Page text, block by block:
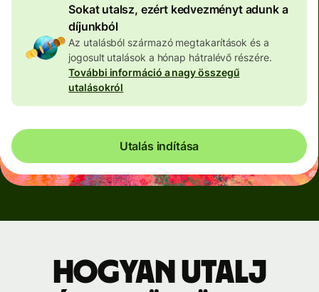
Sokat utalsz, ezért kedvezményt adunk a
díjunkból
Az utalásból származó megtakarítások és a
jogosult utalások a hónap hátralévő részére.
További információ a nagy összegű
utalásokról
Utalás indítása
Hogyan utalj